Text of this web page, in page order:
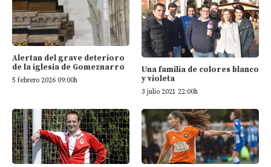
Alertan del grave deterioro
de la iglesia de Gomeznarro
5 febrero 2026 09:00h
Una familia de colores blanco
y violeta
3 julio 2021 22:00h